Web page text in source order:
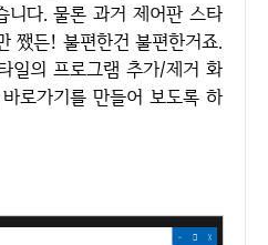
니다. 물론 과거 제어판 스타
쨌든! 불편한건 불편한거죠.
일의 프로그램 추가/제거 화
로가기를 만들어 보도록 하